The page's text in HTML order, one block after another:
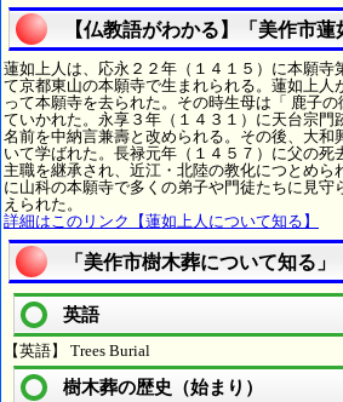
【仏教語がわかる】「美作市蓮
蓮如上人は、応永２２年（１４１５）に本願寺
て京都東山の本願寺で生まれられる。蓮如上人
って本願寺を去られた。その時生母は「 鹿子
ていかれた。永享３年（１４３１）に天台宗門
名前を中納言兼壽と改められる。その後、大和
いて学ばれた。長禄元年（１４５７）に父の死
主職を継承され、近江・北陸の教化につとめら
に山科の本願寺で多くの弟子や門徒たちに見守
えられた。
詳細はこのリンク【蓮如上人について知る】
「美作市樹木葬について知る」
英語
【英語】 Trees Burial
樹木葬の歴史（始まり）